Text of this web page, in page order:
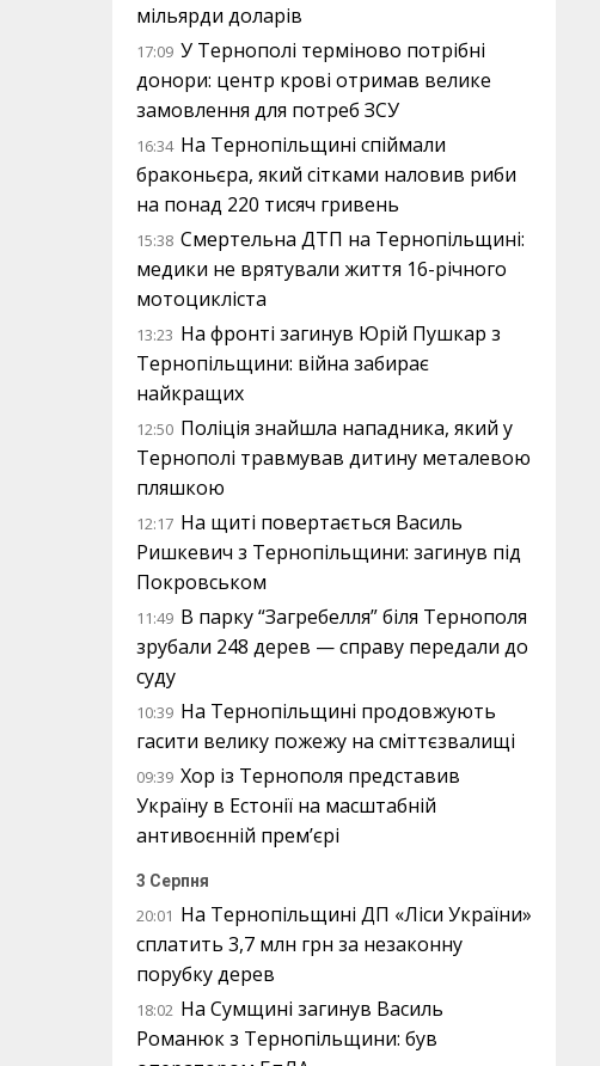
мільярди доларів
17:09 У Тернополі терміново потрібні
донори: центр крові отримав велике
замовлення для потреб ЗСУ
16:34 На Тернопільщині спіймали
браконьєра, який сітками наловив риби
на понад 220 тисяч гривень
15:38 Смертельна ДТП на Тернопільщині:
медики не врятували життя 16-річного
мотоцикліста
13:23 На фронті загинув Юрій Пушкар з
Тернопільщини: війна забирає
найкращих
12:50 Поліція знайшла нападника, який у
Тернополі травмував дитину металевою
пляшкою
12:17 На щиті повертається Василь
Ришкевич з Тернопільщини: загинув під
Покровськом
11:49 В парку “Загребелля” біля Тернополя
зрубали 248 дерев — справу передали до
суду
10:39 На Тернопільщині продовжують
гасити велику пожежу на сміттєзвалищі
09:39 Хор із Тернополя представив
Україну в Естонії на масштабній
антивоєнній прем’єрі
3 Серпня
20:01 На Тернопільщині ДП «Ліси України»
сплатить 3,7 млн грн за незаконну
порубку дерев
18:02 На Сумщині загинув Василь
Романюк з Тернопільщини: був